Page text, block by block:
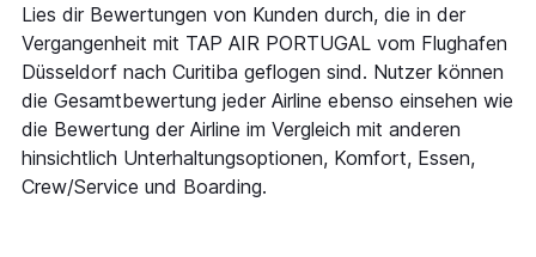
Lies dir Bewertungen von Kunden durch, die in der
Vergangenheit mit TAP AIR PORTUGAL vom Flughafen
Düsseldorf nach Curitiba geflogen sind. Nutzer können
die Gesamtbewertung jeder Airline ebenso einsehen wie
die Bewertung der Airline im Vergleich mit anderen
hinsichtlich Unterhaltungsoptionen, Komfort, Essen,
Crew/Service und Boarding.